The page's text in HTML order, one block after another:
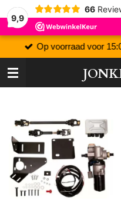
9,9
66
Op voorraad voor